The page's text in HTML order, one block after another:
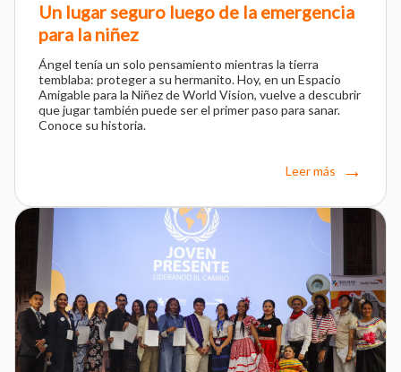
Un lugar seguro luego de la emergencia
para la niñez
Ángel tenía un solo pensamiento mientras la tierra
temblaba: proteger a su hermanito. Hoy, en un Espacio
Amigable para la Niñez de World Vision, vuelve a descubrir
que jugar también puede ser el primer paso para sanar.
Conoce su historia.
Leer más